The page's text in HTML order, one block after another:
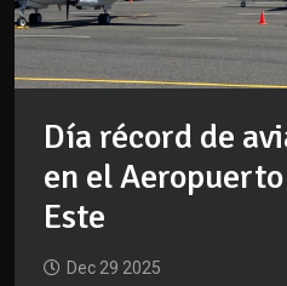
Día récord de
en el
Este
Dec 29 2025